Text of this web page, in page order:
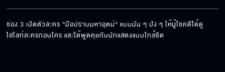
ช่อง 3 เปิดตัวละคร “มือปราบมหาอุตม์” แบบมัน ๆ ปัง ๆ ให้ผู้โชคดีได้ดู
ไฮไลท์ละครก่อนใคร และได้พูดคุยกับนักแสดงแบบใกล้ชิด